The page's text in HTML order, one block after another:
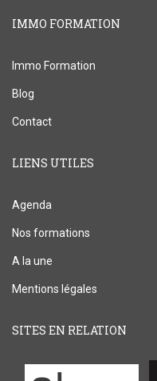
IMMO FORMATION
Immo Formation
Blog
Contact
LIENS UTILES
Agenda
Nos formations
A la une
Mentions légales
SITES EN RELATION